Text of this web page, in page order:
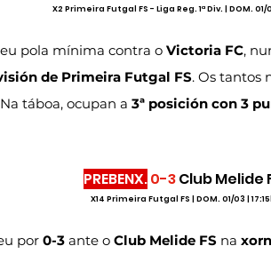
X2 Primeira Futgal FS - Liga Reg. 1ª Div. | DOM. 01/
pola mínima contra o Victoria FC,
de Primeira Futgal FS. Os tantos
táboa, ocupan a 3ª posición con 3
PREBENX.0-3 Club Melide
X14 Primeira Futgal FS | DOM. 01/03 |
por 0-3 ante o Club Melide FS na